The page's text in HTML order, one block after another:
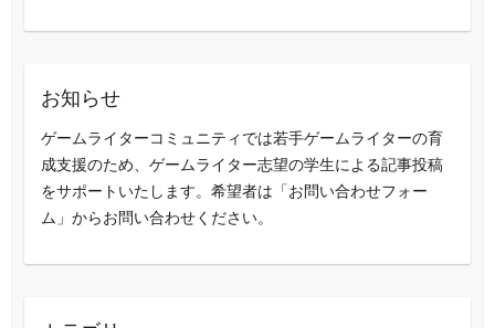
お知らせ
ゲームライターコミュニティでは若手ゲームライターの育
成支援のため、ゲームライター志望の学生による記事投稿
をサポートいたします。希望者は「お問い合わせフォー
ム」からお問い合わせください。